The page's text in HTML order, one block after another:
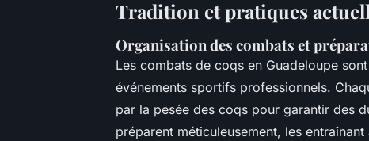
Tradition et pratiques
Organisation des combats et
Les combats de coqs en Guadeloupe
événements sportifs professionnels.
par la pesée des coqs pour garantir des
préparent méticuleusement, les